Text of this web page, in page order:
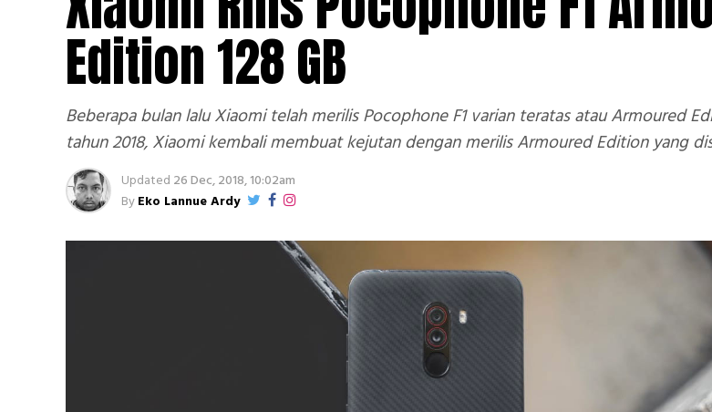
Edition 128 GB
Beberapa bulan lalu Xiaomi telah merilis Pocophone F1 varian teratas atau Armoured
tahun 2018, Xiaomi kembali membuat kejutan dengan merilis Armoured Edition yang
Updated 26 Dec, 2018, 10:02am
ByEko Lannue Ardy